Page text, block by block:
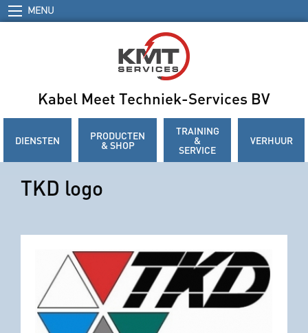
MENU
Kabel Meet Techniek-Services BV
DIENSTEN PRODUCTEN
& SHOP
TRAINING
&
SERVICE
VERHUUR
TKD logo